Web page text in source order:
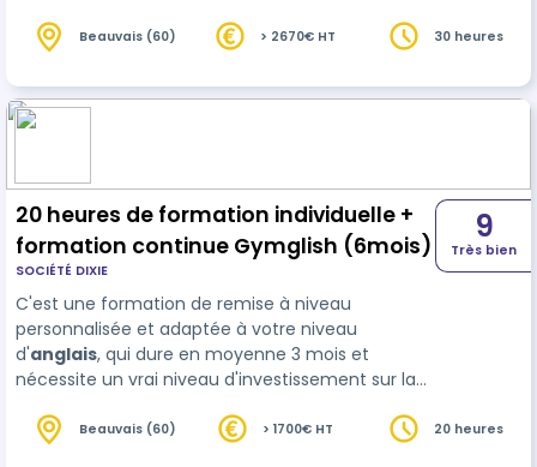
efficacité.Beauvais (60) > 2670€ HT 30 heures
20 heures de formation individuelle +
formation continue Gymglish (6mois)
SOCIÉTÉ DIXIE
C'est une formation de remise à niveau
personnalisée et adaptée à votre niveau
d'anglais, qui dure en moyenne 3 mois et
nécessite un vrai niveau d'investissement sur la
parties: une partie présentielle et un partie à
9
Très bien
Beauvais (60) > 1700€ HT 20 heures